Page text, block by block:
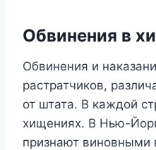
Обвинения в
Обвинения и
растратчиков,
от штата. В каждой
хищениях. В Нью-
признают виновными